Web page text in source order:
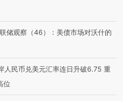
储观察（46）：美债市场对沃什的
人民币兑美元汇率连日升破6.75 重
位